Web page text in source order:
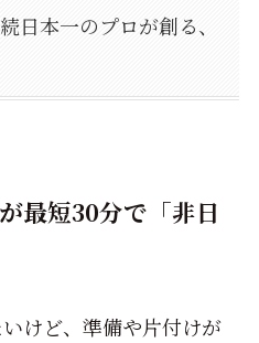
日本一のプロが創る、
最短30分で「非日
けど、準備や片付けが